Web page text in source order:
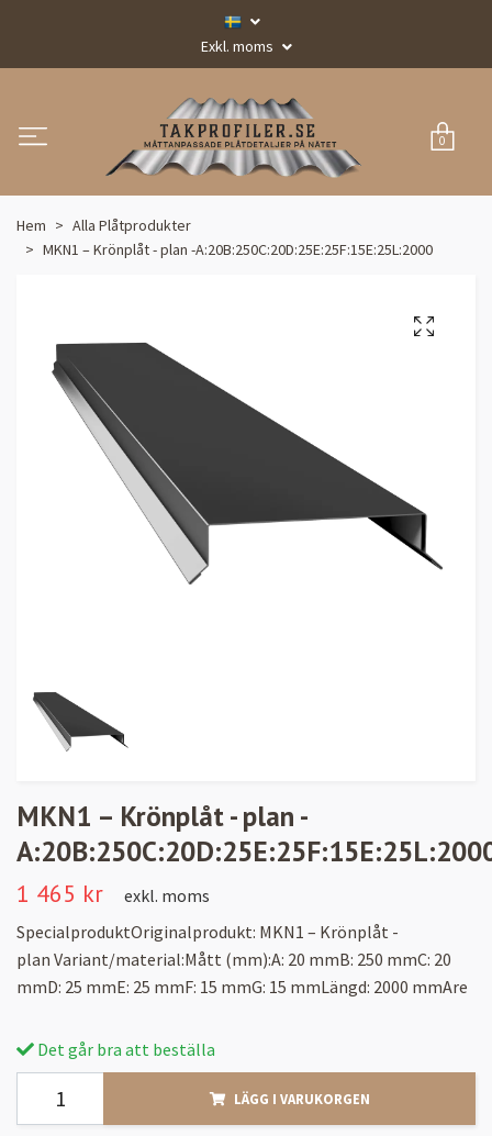
Exkl. moms
0
Hem
Alla Plåtprodukter
MKN1 – Krönplåt - plan -A:20B:250C:20D:25E:25F:15E:25L:2000
MKN1 – Krönplåt - plan -
1 465 kr
exkl. moms
SpecialproduktOriginalprodukt: MKN1 – Krönplåt -
plan Variant/material:Mått (mm):A: 20 mmB: 250 mmC: 20
mmD: 25 mmE: 25 mmF: 15 mmG: 15 mmLängd: 2000 mmAre
Det går bra att beställa
LÄGG I VARUKORGEN